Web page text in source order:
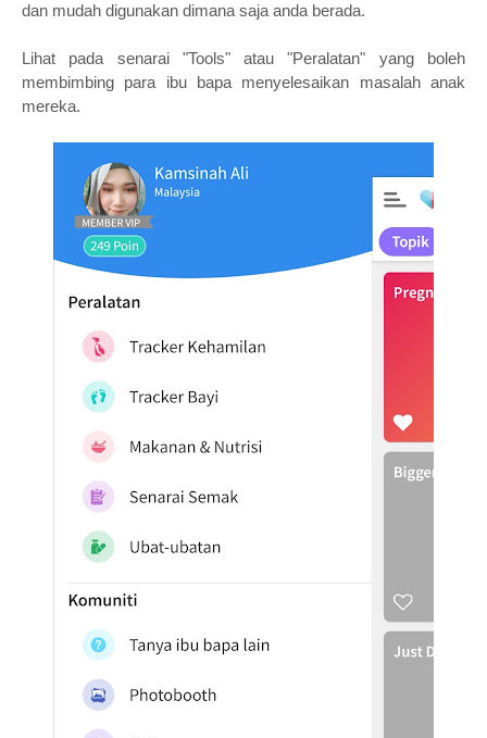
dan mudah digunakan dimana saja anda berada.
Lihat pada senarai "Tools" atau "Peralatan" yang boleh
membimbing para ibu bapa menyelesaikan masalah anak
mereka.